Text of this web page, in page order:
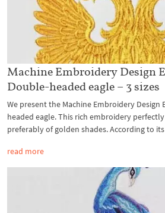
Machine Embroidery Design
Double-headed eagle – 3 sizes
We present the Machine Embroidery Design
headed eagle. This rich embroidery
preferably of golden shades. According to
read more